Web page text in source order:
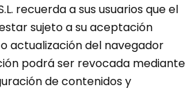
recuerda a sus usuarios que el
sujeto a su aceptación
actualización del navegador
podrá ser revocada mediante
de contenidos y